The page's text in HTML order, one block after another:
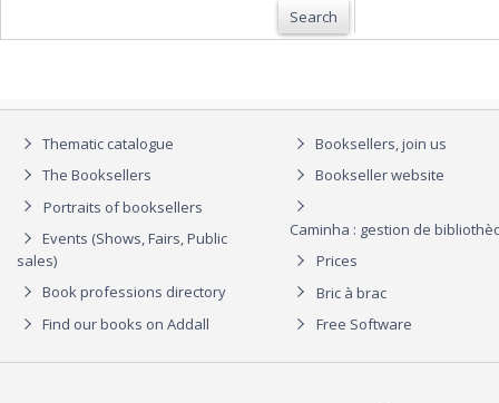
Search
Thematic catalogue
The Booksellers
Portraits of booksellers
Events (Shows, Fairs, Public
sales)
Book professions directory
Find our books on Addall
Booksellers, join us
Bookseller website
Caminha : gestion de
Prices
Bric à brac
Free Software